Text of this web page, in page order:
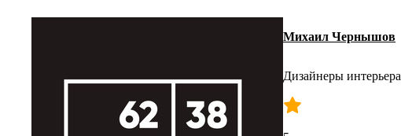
Михаил Чернышов
Дизайнеры интерьера